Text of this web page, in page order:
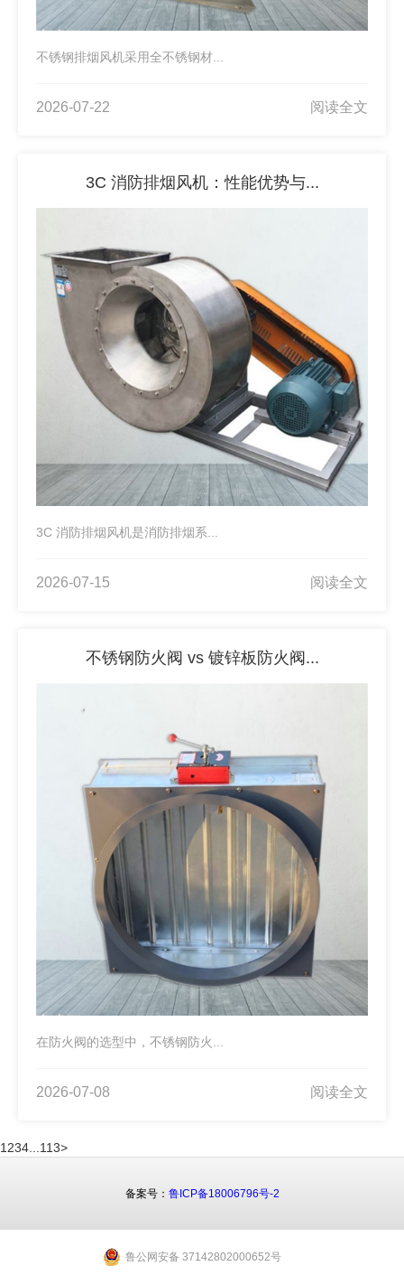
不锈钢排烟风机采用全不锈钢材...
2026-07-22 阅读全文
3C 消防排烟风机：性能优势与...
3C 消防排烟风机是消防排烟系...
2026-07-15 阅读全文
不锈钢防火阀 vs 镀锌板防火阀...
在防火阀的选型中，不锈钢防火...
2026-07-08 阅读全文
1 234 113>
备案号： 鲁ICP备18006796号-2
鲁公网安备 37142802000652号